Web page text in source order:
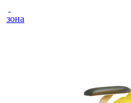
зона